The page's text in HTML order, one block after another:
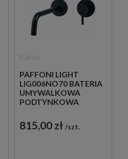
PAFFONI LIGHT
LIG006NO70 BATERIA
UMYWALKOWA
PODTYNKOWA
CZARNA
815,00 zł szt.